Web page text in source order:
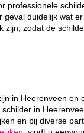
professionele
duidelijk wat
zijn, zodat de
in Heerenveen en
in
en bij diverse